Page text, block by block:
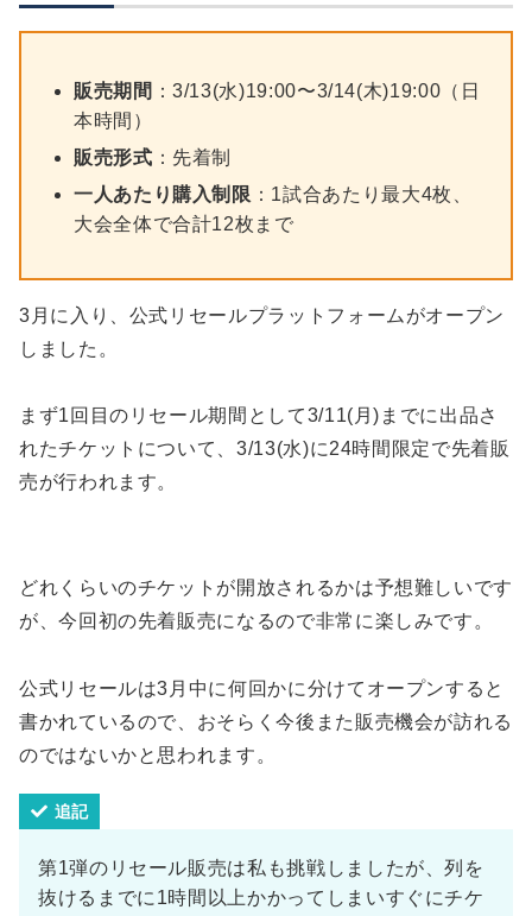
販売期間 ：3/13(水)19:00〜3/14(木)19:00（日
本時間）
販売形式 ：先着制
一人あたり購入制限 ：1試合あたり最大4枚、
大会全体で合計12枚まで
3月に入り、公式リセールプラットフォームがオープン
しました。
まず1回目のリセール期間として3/11(月)までに出品さ
れたチケットについて、3/13(水)に24時間限定で先着販
売が行われます。
どれくらいのチケットが開放されるかは予想難しいです
が、今回初の先着販売になるので非常に楽しみです。
公式リセールは3月中に何回かに分けてオープンすると
書かれているので、おそらく今後また販売機会が訪れる
のではないかと思われます。
追記
第1弾のリセール販売は私も挑戦しましたが、列を
抜けるまでに1時間以上かかってしまいすぐにチケ